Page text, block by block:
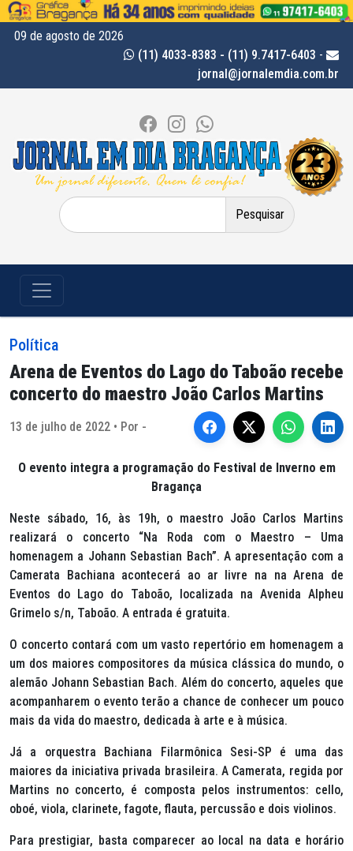
09 de agosto de 2026
(11) 4033-8383 - (11) 9.7417-6403 -
jornal@jornalemdia.com.br
Pesquisar
por:
Política
Arena de Eventos do Lago do Taboão recebe
concerto do maestro João Carlos Martins
13 de julho de 2022 • Por -
O evento integra a programação do Festival de Inverno em
Bragança
Neste sábado, 16, às 19h, o maestro João Carlos Martins
realizará o concerto “Na Roda com o Maestro – Uma
homenagem a Johann Sebastian Bach”. A apresentação com a
Camerata Bachiana acontecerá ao ar livre na na Arena de
Eventos do Lago do Taboão, localizada na Avenida Alpheu
Grimelo s/n, Taboão. A entrada é gratuita.
O concerto contará com um vasto repertório em homenagem a
um dos maiores compositores da música clássica do mundo, o
alemão Johann Sebastian Bach. Além do concerto, aqueles que
acompanharem o evento terão a chance de conhecer um pouco
mais da vida do maestro, dedicada à arte e à música.
Já a orquestra Bachiana Filarmônica Sesi-SP é uma das
maiores da iniciativa privada brasileira. A Camerata, regida por
Martins no concerto, é composta pelos instrumentos: cello,
oboé, viola, clarinete, fagote, flauta, percussão e dois violinos.
Para prestigiar, basta comparecer ao local na data e horário